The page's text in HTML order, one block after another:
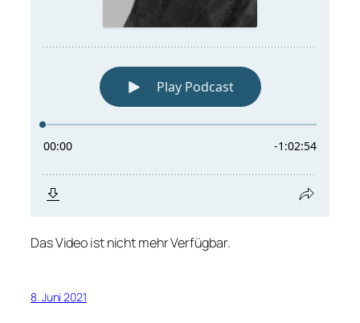
Das Video ist nicht mehr Verfügbar.
8. Juni 2021